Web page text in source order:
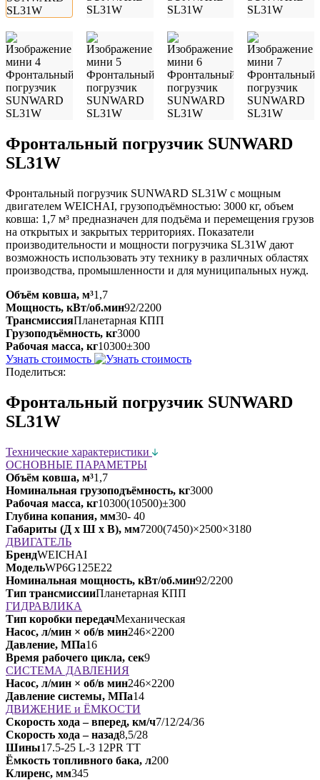
Фронтальный погрузчик SUNWARD
SL31W
Фронтальный погрузчик SUNWARD SL31W с мощным
двигателем WEICHAI, грузоподъёмностью: 3000 кг, объем
ковша: 1,7 м³ предназначен для подъёма и перемещения грузов
на открытых и закрытых территориях. Показатели
производительности и мощности погрузчика SL31W дают
возможность использовать эту технику в различных областях
производства, промышленности и для муниципальных нужд.
Объём ковша, м³1,7
Мощность, кВт/об.мин92/2200
ТрансмиссияПланетарная КПП
Грузоподъёмность, кг3000
Рабочая масса, кг10300±300
Узнать стоимость
Поделиться:
Фронтальный погрузчик SUNWARD
SL31W
Технические характеристики
ОСНОВНЫЕ ПАРАМЕТРЫ
Объём ковша, м³1,7
Номинальная грузоподъёмность, кг3000
Рабочая масса, кг10300(10500)±300
Глубина копания, мм30- 40
Габариты (Д х Ш х В), мм7200(7450)×2500×3180
ДВИГАТЕЛЬ
БрендWEICHAI
МодельWP6G125E22
Номинальная мощность, кВт/об.мин92/2200
Тип трансмиссииПланетарная КПП
ГИДРАВЛИКА
Тип коробки передачМеханическая
Насос, л/мин × об/в мин246×2200
Давление, МПа16
Время рабочего цикла, сек9
СИСТЕМА ДАВЛЕНИЯ
Насос, л/мин × об/в мин246×2200
Давление системы, МПа14
ДВИЖЕНИЕ и ЁМКОСТИ
Скорость хода ‒ вперед, км/ч7/12/24/36
Скорость хода ‒ назад8,5/28
Шины17.5-25 L-3 12PR TT
Ёмкость топливного бака, л200
Клиренс, мм345